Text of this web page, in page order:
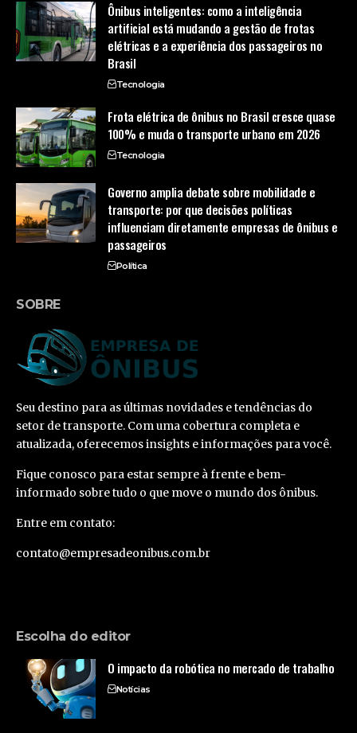
Ônibus inteligentes: como a inteligência
artificial está mudando a gestão de frotas
elétricas e a experiência dos passageiros no
Brasil
Tecnologia
Frota elétrica de ônibus no Brasil cresce quase
100% e muda o transporte urbano em 2026
Tecnologia
Governo amplia debate sobre mobilidade e
transporte: por que decisões políticas
influenciam diretamente empresas de ônibus e
passageiros
Política
SOBRE
Seu destino para as últimas novidades e tendências do
setor de transporte. Com uma cobertura completa e
atualizada, oferecemos insights e informações para você.
Fique conosco para estar sempre à frente e bem-
informado sobre tudo o que move o mundo dos ônibus.
Entre em contato:
contato@empresadeonibus.com.br
Escolha do editor
O impacto da robótica no mercado de trabalho
Notícias